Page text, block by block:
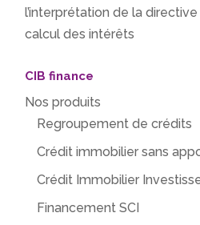
l’interprétation de la
calcul des intérêts
CIB finance
Nos produits
Regroupement de crédits
Crédit immobilier sans
Crédit Immobilier
Financement SCI